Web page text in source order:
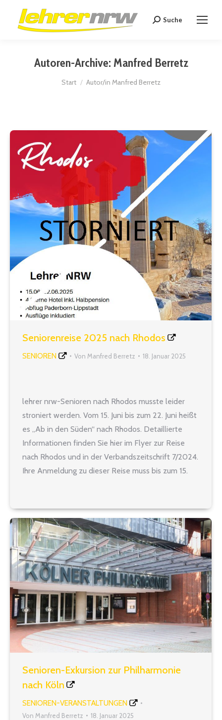
Search:
Suche
Autoren-Archive: Manfred Berretz
Sie befinden sich hier:
Start Autor/in Manfred Berretz
Seniorenreise 2025 nach Rhodos
SENIOREN Von Manfred Berretz 18. Januar 2025
lehrer nrw-Senioren nach Rhodos musste leider
stroniert werden. Vom 15. Juni bis zum 22. Juni heißt
es „Ab in den Süden“ nach Rhodos. Detaillierte
Informationen finden Sie hier im Flyer zur Reise
nach Rhodos und in der Verbandszeitschrift 7/2024.
Ihre Anmeldung zu dieser Reise muss bis zum 15.
Senioren-Exkursion zur Philharmonie
nach Köln
SENIOREN-VERANSTALTUNGEN
Von Manfred Berretz 18. Januar 2025